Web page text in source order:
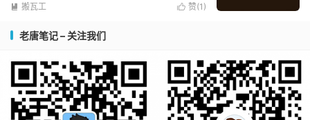
 赞(1 )
 搬瓦工
老唐笔记 – 关注我们